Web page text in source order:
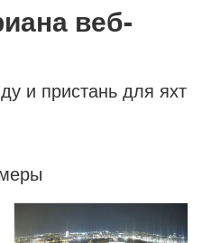
веб-
и пристань для яхт